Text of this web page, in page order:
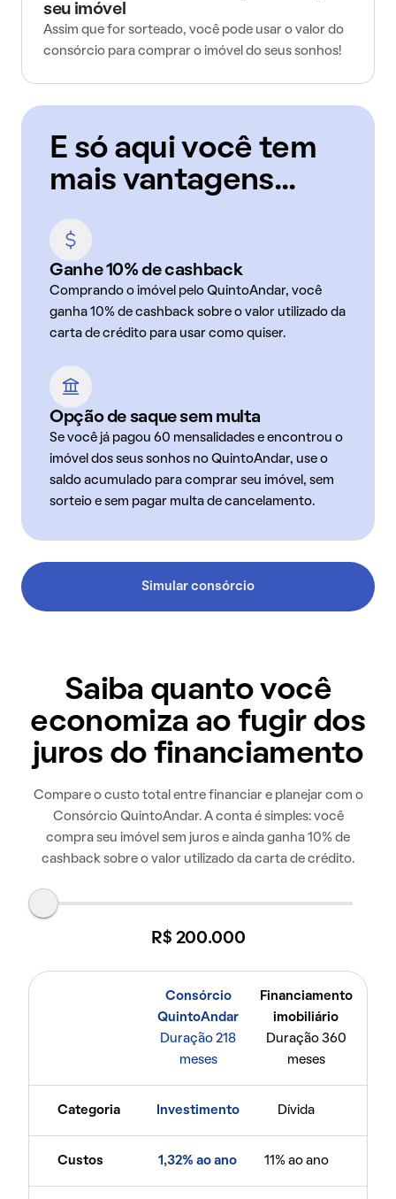
seu imóvel
Assim que for sorteado, você pode usar o valor do
consórcio para comprar o imóvel do seus sonhos!
E só aqui você tem
mais vantagens...
Ganhe 10% de cashback
Comprando o imóvel pelo QuintoAndar, você
ganha 10% de cashback sobre o valor utilizado da
carta de crédito para usar como quiser.
Opção de saque sem multa
Se você já pagou 60 mensalidades e encontrou o
imóvel dos seus sonhos no QuintoAndar, use o
saldo acumulado para comprar seu imóvel, sem
sorteio e sem pagar multa de cancelamento.
Simular consórcio
Saiba quanto você
economiza ao fugir dos
juros do financiamento
Compare o custo total entre financiar e planejar com o
Consórcio QuintoAndar. A conta é simples: você
compra seu imóvel sem juros e ainda ganha 10% de
cashback sobre o valor utilizado da carta de crédito.
R$ 200.000
Consórcio
QuintoAndar
Duração 218
meses
Financiamento
imobiliário
Duração 360
meses
Categoria Investimento Dívida
Custos 1,32% ao ano 11% ao ano